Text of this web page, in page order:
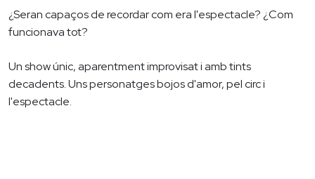
¿Seran capaços de recordar com era l'espectacle? ¿Com
funcionava tot?
Un show únic, aparentment improvisat i amb tints
decadents. Uns personatges bojos d'amor, pel circ i
l'espectacle.